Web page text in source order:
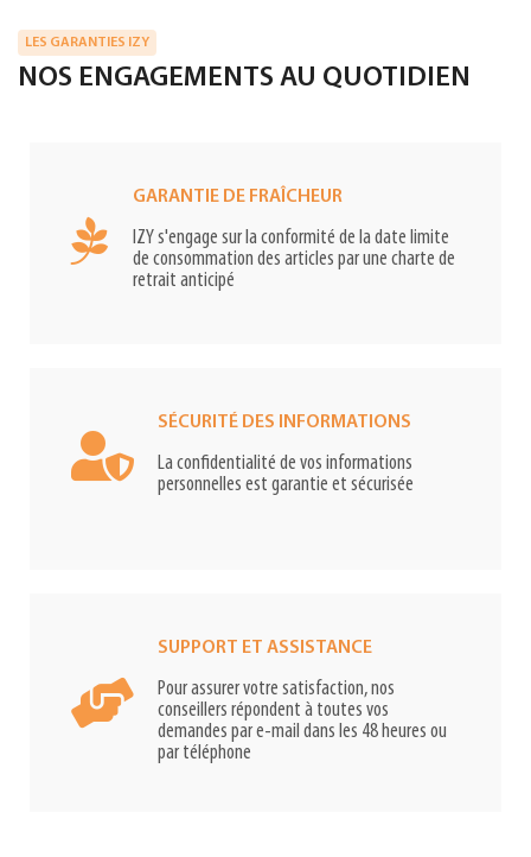
LES GARANTIES IZY
NOS ENGAGEMENTS AU QUOTIDIEN
GARANTIE DE FRAÎCHEUR
IZY s'engage sur la conformité de la date limite
de consommation des articles par une charte de
retrait anticipé
SÉCURITÉ DES INFORMATIONS
La confidentialité de vos informations
personnelles est garantie et sécurisée
SUPPORT ET ASSISTANCE
Pour assurer votre satisfaction, nos
conseillers répondent à toutes vos
demandes par e-mail dans les 48 heures ou
par téléphone